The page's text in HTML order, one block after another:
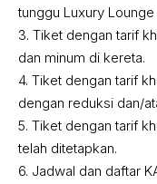
tunggu Luxury
3. ⁠⁠Tiket dengan tarif
dan minum di kereta.
4. Tiket dengan tarif
dengan reduksi dan/
5. ⁠⁠Tiket dengan tarif
telah ditetapkan.
6. Jadwal dan daftar